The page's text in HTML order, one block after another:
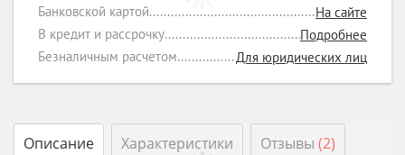
Банковской картой
На сайте
В кредит и рассрочку
Подробнее
Безналичным расчетом
Для юридических лиц
Описание Характеристики Отзывы (2)